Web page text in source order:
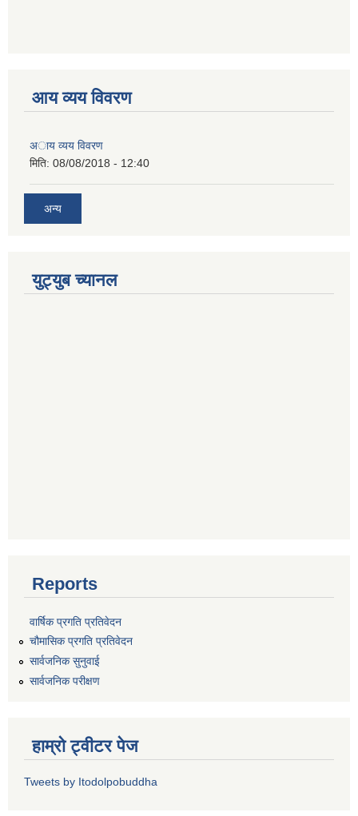
आय व्यय विवरण
अाय व्यय विवरण
मिति: 08/08/2018 - 12:40
अन्य
युट्युब च्यानल
Reports
वार्षिक प्रगति प्रतिवेदन
चौमासिक प्रगति प्रतिवेदन
सार्वजनिक सुनुवाई
सार्वजनिक परीक्षण
हाम्रो ट्वीटर पेज
Tweets by Itodolpobuddha